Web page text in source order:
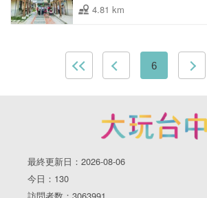
4.81 km
6
最終更新日：2026-08-06
今日：130